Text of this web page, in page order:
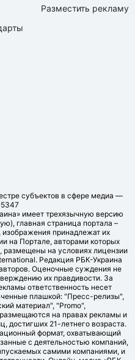
Разместить рекламу
субъектов в сфере медиа —
имеет трехязычную версию
главная страница портала –
изображения принадлежат их
на Портале, авторами которых
на условиях лицензии
Редакция РБК-Украина
Оценочные суждения не
их правдивости. За
ответственность несет
плашкой: "Пресс-релизы",
материал", "Promo",
на правах рекламы и
достигших 21-летнего возраста.
формат, охватывающий
с деятельностью компаний,
самими компаниями, и